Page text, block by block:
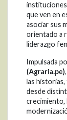
instituciones
que ven en
asociar sus
orientado a
liderazgo
Impulsada
(Agraria.pe)
las
desde
crecimiento,